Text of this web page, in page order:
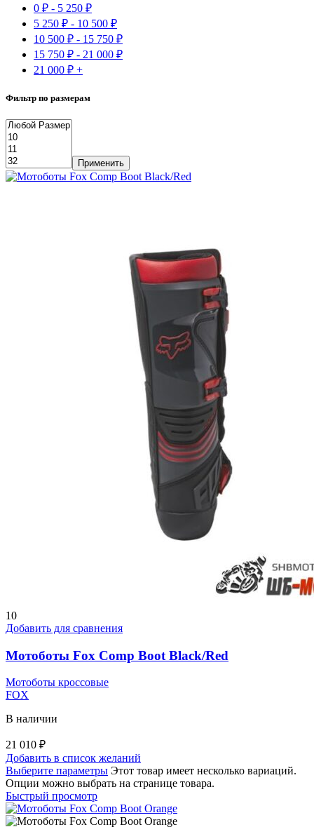
0 ₽ - 5 250 ₽
5 250 ₽ - 10 500 ₽
10 500 ₽ - 15 750 ₽
15 750 ₽ - 21 000 ₽
21 000 ₽ +
Фильтр по размерам
Применить
10
Добавить для сравнения
Мотоботы Fox Comp Boot Black/Red
Мотоботы кроссовые
FOX
В наличии
21 010 ₽
Добавить в список желаний
Выберите параметры Этот товар имеет несколько вариаций.
Опции можно выбрать на странице товара.
Быстрый просмотр